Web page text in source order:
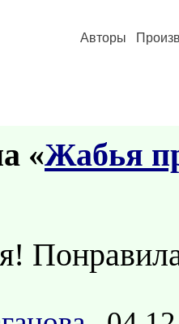
Авторы
«Жабья